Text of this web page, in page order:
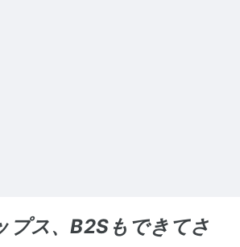
プス、B2Sもできてさ